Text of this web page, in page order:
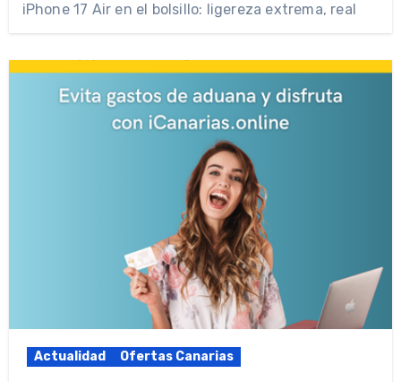
iPhone 17 Air en el bolsillo: ligereza extrema, real
Actualidad Ofertas Canarias